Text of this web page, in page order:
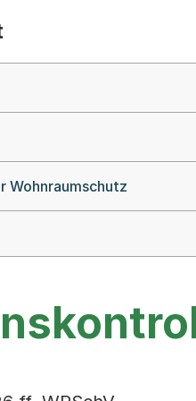
Wohnraumschutz